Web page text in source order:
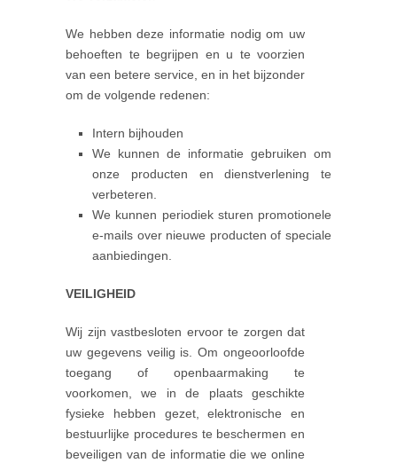
We hebben deze informatie nodig om uw
behoeften te begrijpen en u te voorzien
van een betere service, en in het bijzonder
om de volgende redenen:
Intern bijhouden
We kunnen de informatie gebruiken om
onze producten en dienstverlening te
verbeteren.
We kunnen periodiek sturen promotionele
e-mails over nieuwe producten of speciale
aanbiedingen.
VEILIGHEID
Wij zijn vastbesloten ervoor te zorgen dat
uw gegevens veilig is. Om ongeoorloofde
toegang of openbaarmaking te
voorkomen, we in de plaats geschikte
fysieke hebben gezet, elektronische en
bestuurlijke procedures te beschermen en
beveiligen van de informatie die we online